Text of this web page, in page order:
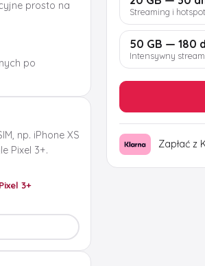
prosto na
po
np. iPhone XS
Pixel 3+.
Pixel 3+
Streaming i hotspot
50 GB — 180
Intensywny
Zapłać z